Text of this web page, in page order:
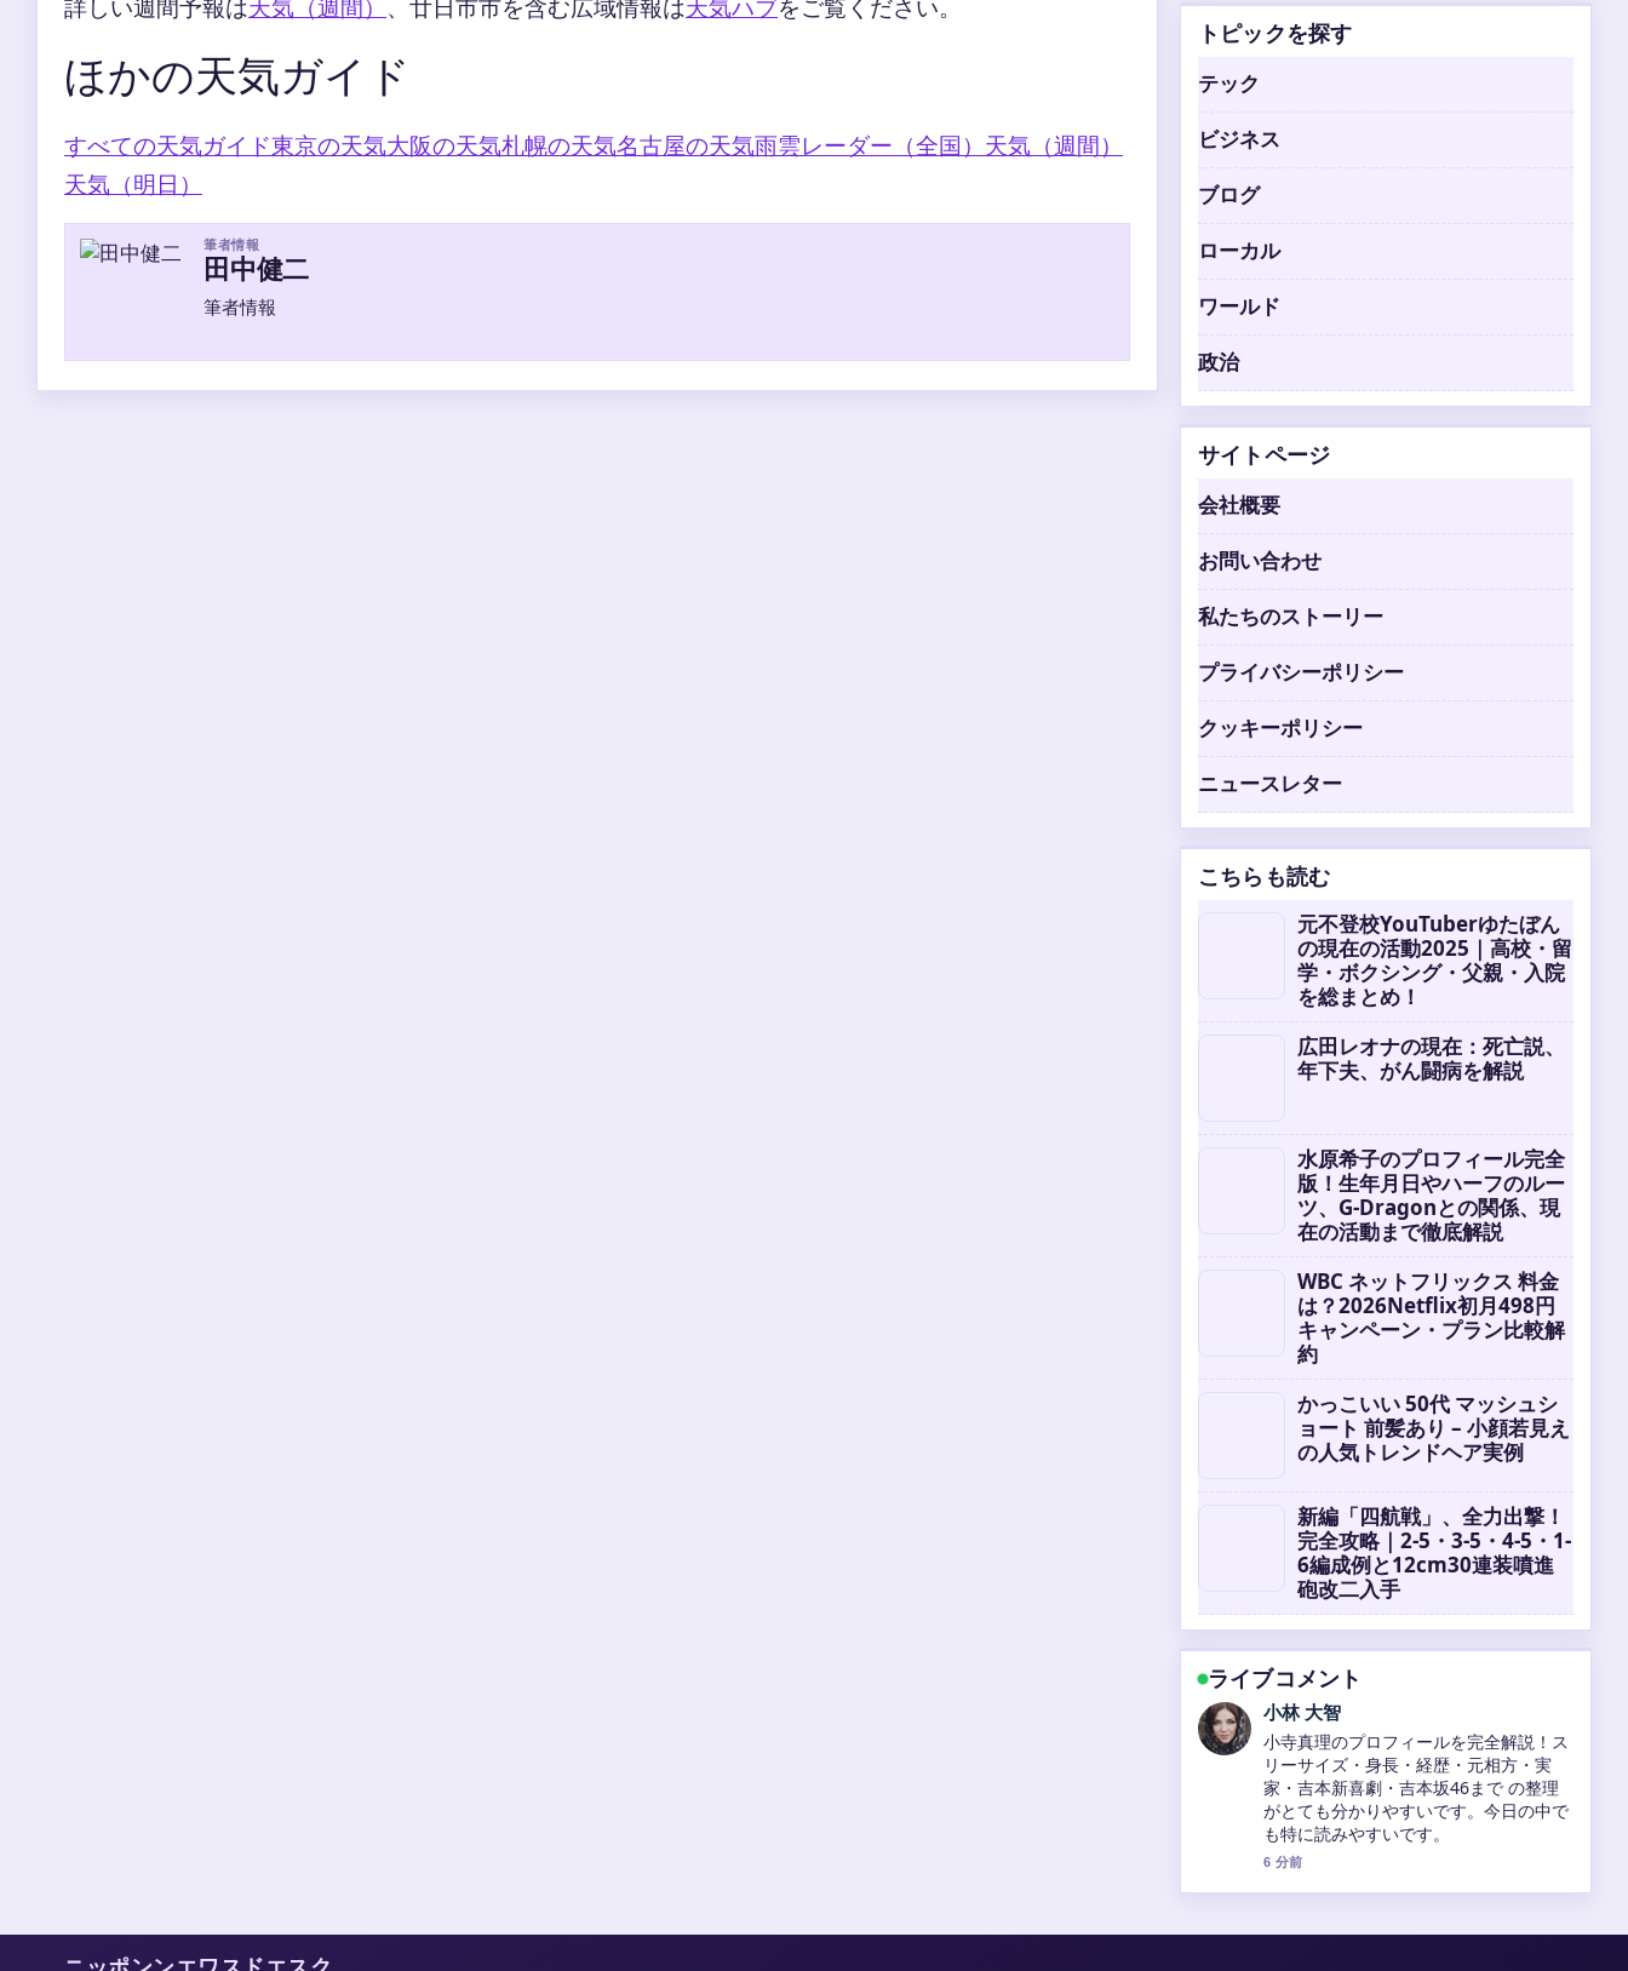
詳しい週間予報は天気（週間） 、廿日市市を含む広域情報は天気ハブをご覧ください。
ほかの天気ガイド
すべての天気ガイド東京の天気大阪の天気札幌の天気名古屋の天気雨雲レーダー（全国） 天気（週間）
天気（明日）
筆者情報
田中健二
筆者情報
トピックを探す
テック
ビジネス
ブログ
ローカル
ワールド
政治
サイトページ
会社概要
お問い合わせ
私たちのストーリー
プライバシーポリシー
クッキーポリシー
ニュースレター
こちらも読む
元不登校YouTuberゆたぼん
の現在の活動2025｜高校・留
学・ボクシング・父親・入院
を総まとめ！
広田レオナの現在：死亡説、
年下夫、がん闘病を解説
水原希子のプロフィール完全
版！生年月日やハーフのルー
ツ、G-Dragonとの関係、現
在の活動まで徹底解説
WBC ネットフリックス 料金
は？2026Netflix初月498円
キャンペーン・プラン比較解
約
かっこいい 50代 マッシュシ
ョート 前髪あり – 小顔若見え
の人気トレンドヘア実例
新編「四航戦」、全力出撃！
完全攻略｜2-5・3-5・4-5・1-
6編成例と12cm30連装噴進
砲改二入手
ライブコメント
小林 大智
小寺真理のプロフィールを完全解説！ス
リーサイズ・身長・経歴・元相方・実
家・吉本新喜劇・吉本坂46まで の整理
がとても分かりやすいです。今日の中で
も特に読みやすいです。
6 分前